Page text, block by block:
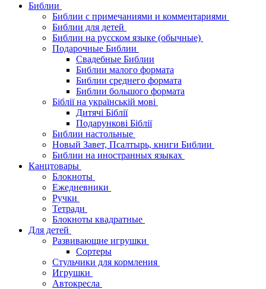
Библии
Библии с примечаниями и комментариями
Библии для детей
Библии на русском языке (обычные)
Подарочные Библии
Свадебные Библии
Библии малого формата
Библии среднего формата
Библии большого формата
Біблії на українській мові
Дитячі Біблії
Подарункові Біблії
Библии настольные
Новый Завет, Псалтырь, книги Библии
Библии на иностранных языках
Канцтовары
Блокноты
Ежедневники
Ручки
Тетради
Блокноты квадратные
Для детей
Развивающие игрушки
Сортеры
Стульчики для кормления
Игрушки
Автокресла